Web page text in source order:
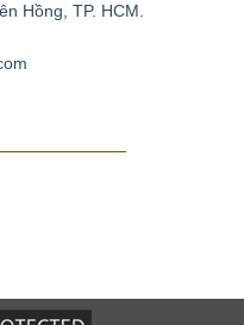
Hồng, TP. HCM.